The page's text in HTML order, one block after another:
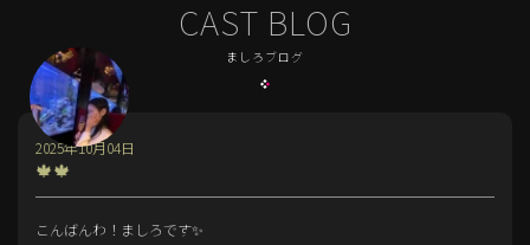
CAST BLOG
ましろブログ
🍁🍁
2025年10月04日
こんばんわ！ましろです✨